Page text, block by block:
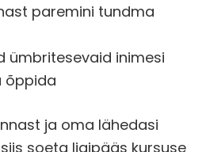
paremini tundma
ümbritesevaid inimesi
õppida
ja oma lähedasi
soeta ligipääs kursuse